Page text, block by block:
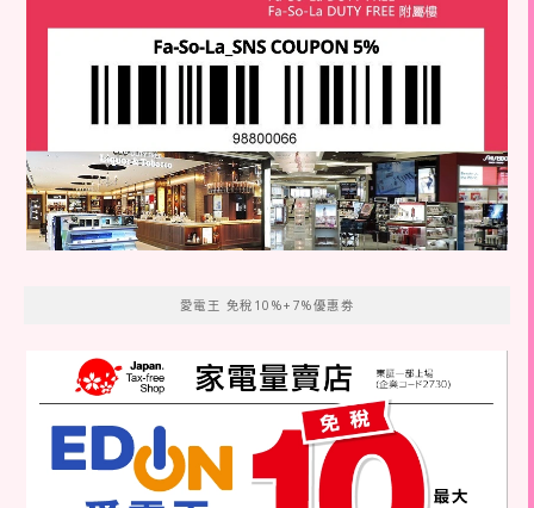
愛電王 免稅10%+7%優惠劵